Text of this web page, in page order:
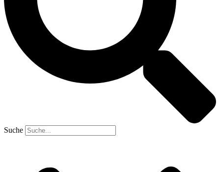
Suche